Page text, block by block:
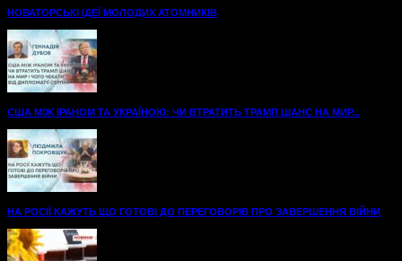
НОВАТОРСЬКІ ІДЕЇ МОЛОДИХ АТОМНИКІВ
США МІЖ ІРАНОМ ТА УКРАЇНОЮ: ЧИ ВТРАТИТЬ ТРАМП ШАНС НА МИР...
НА РОСІЇ КАЖУТЬ ЩО ГОТОВІ ДО ПЕРЕГОВОРІВ ПРО ЗАВЕРШЕННЯ ВІЙНИ